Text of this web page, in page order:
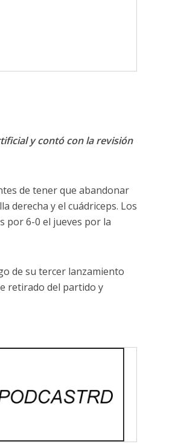
y contó con la revisión
de tener que abandonar
derecha y el cuádriceps. Los
por 6-0 el jueves por la
de su tercer lanzamiento
retirado del partido y